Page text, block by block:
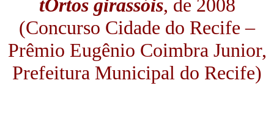
tOrtos girassóis, de 2008
(Concurso Cidade do Recife –
Prêmio Eugênio Coimbra Junior,
Prefeitura Municipal do Recife)